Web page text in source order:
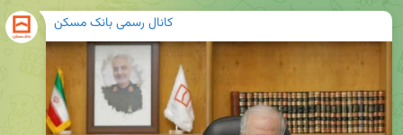
کانال رسمی بانک مسکن